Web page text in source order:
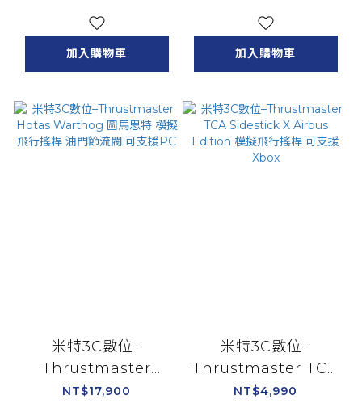
擬飛行搖桿 可支援PC
加入購物車
支援PC
加入購物車
米特3C數位–
Thrustmaster
Hotas Warthog 圖
NT$17,900
米特3C數位–
Thrustmaster TCA
Sidestick X Airbus
NT$4,990